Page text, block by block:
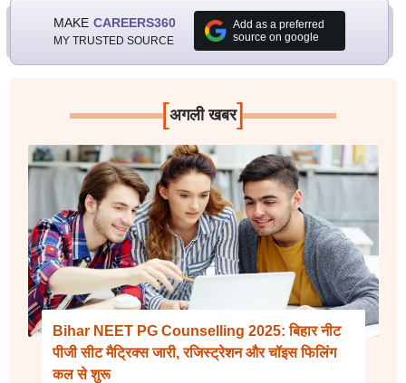
MAKE CAREERS360
MY TRUSTED SOURCE
Add as a preferred
source on google
[अगली खबर]
Bihar NEET PG Counselling 2025: बिहार नीट
पीजी सीट मैट्रिक्स जारी, रजिस्ट्रेशन और चॉइस फिलिंग
कल से शुरू